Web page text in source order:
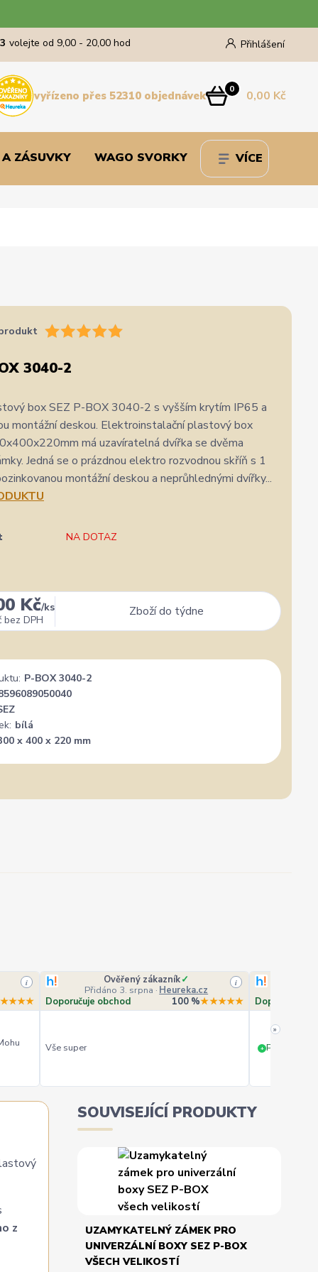
Přihlášení
volejte od 9,00 - 20,00 hod
0 0,00 Kč
vyřízeno přes 52310 objednávek
ZÁSUVKY WAGO SVORKY VÍCE
3040-2
box SEZ P-BOX 3040-2 s vyšším krytím IP65 a
montážní deskou. Elektroinstalační plastový box
má uzavíratelná dvířka se dvěma
Jedná se o prázdnou elektro rozvodnou skříň s 1
montážní deskou a neprůhlednými dvířky...
NA DOTAZ
Kč/ks
bez DPH
Zboží do týdne
P-BOX 3040-2
bílá
x 400 x 220 mm
i Ověřený zákazník✓
Přidáno 3. srpna · Heureka.cz
i
Doporučuje obchod 100 %★★★★★
Vše super
Doporučuje
+ PERFEKTNÍ
»
z
SOUVISEJÍCÍ PRODUKTY
UZAMYKATELNÝ ZÁMEK PRO
UNIVERZÁLNÍ BOXY SEZ P-BOX
VŠECH VELIKOSTÍ